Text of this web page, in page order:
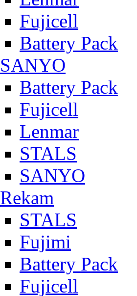
Fujicell
Battery Pack
SANYO
Battery Pack
Fujicell
Lenmar
STALS
SANYO
Rekam
STALS
Fujimi
Battery Pack
Fujicell